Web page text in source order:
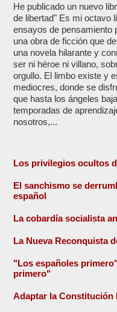
He publicado un nuevo
de libertad" Es mi octavo
ensayos de pensamiento
una obra de ficción que
una novela hilarante y
ser ni héroe ni villano,
orgullo. El limbo existe y
mediocres, donde se
que hasta los ángeles
temporadas de
nosotros,...
Los privilegios ocultos
El sanchismo se
español
La cobardía socialista
La Nueva Reconquista
"Los españoles
primero"
Adaptar la Constitución